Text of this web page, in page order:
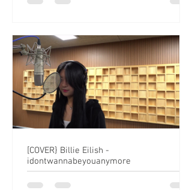
[COVER} Billie Eilish -
idontwannabeyouanymore